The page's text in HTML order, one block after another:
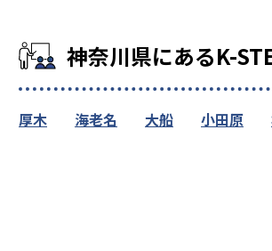
神奈川県にあるK-
厚木 海老名 大船 小田原